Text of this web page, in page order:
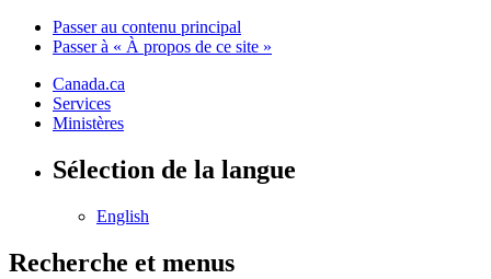
Passer au contenu principal
Passer à « À propos de ce site »
Canada.ca
Services
Ministères
Sélection de la langue
English
Recherche et menus